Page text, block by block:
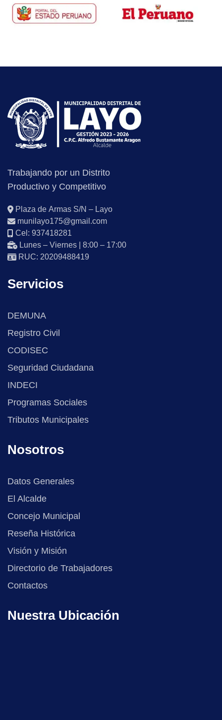
Trabajando por un Distrito
Productivo y Competitivo
Plaza de Armas S/N – Layo
munilayo175@gmail.com
Cel: 937418281
Lunes – Viernes | 8:00 – 17:00
RUC: 20209488419
Servicios
DEMUNA
Registro Civil
CODISEC
Seguridad Ciudadana
INDECI
Programas Sociales
Tributos Municipales
Nosotros
Datos Generales
El Alcalde
Concejo Municipal
Reseña Histórica
Visión y Misión
Directorio de Trabajadores
Contactos
Nuestra Ubicación